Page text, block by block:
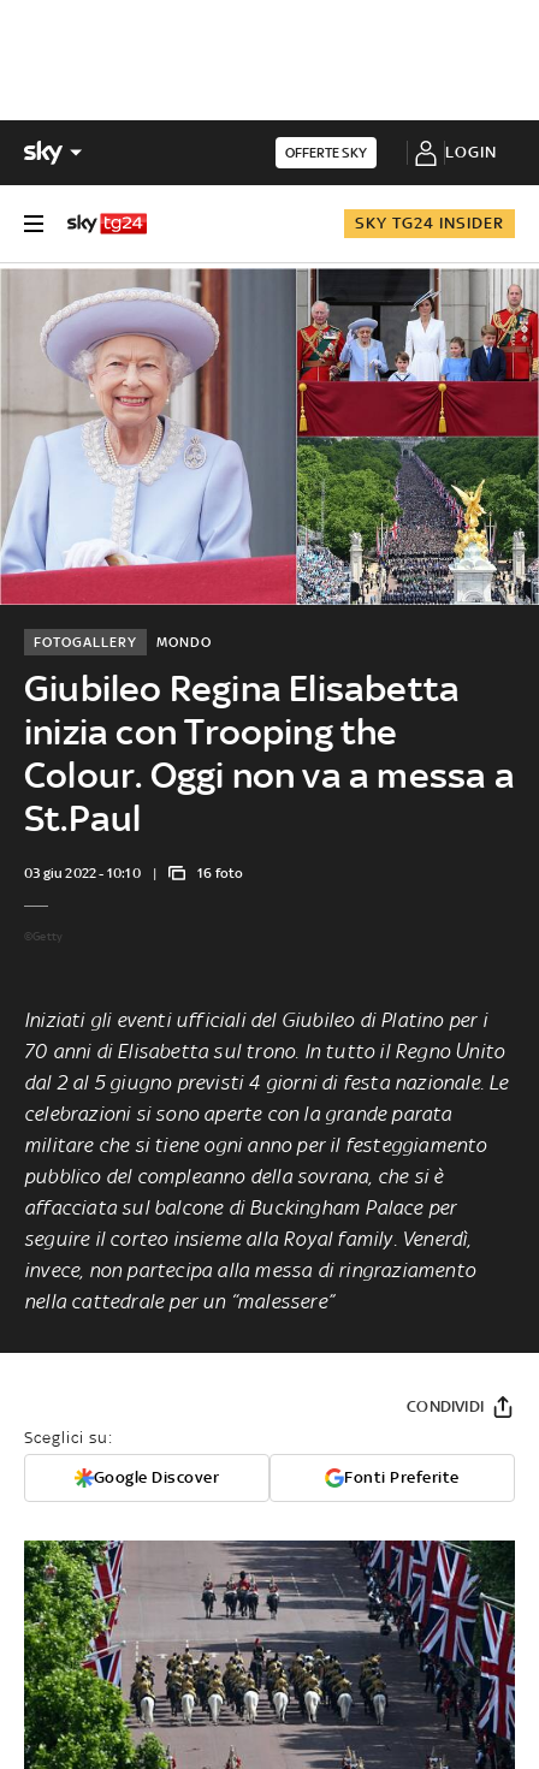
OFFERTE SKY LOGIN
SKY TG24 INSIDER
Giubileo Regina Elisabetta
inizia con Trooping the
Colour. Oggi non va a messa a
St.Paul
MONDO
FOTOGALLERY
03 giu 2022 - 10:10 16 foto
©Getty
Iniziati gli eventi ufficiali del Giubileo di Platino per i
70 anni di Elisabetta sul trono. In tutto il Regno Unito
dal 2 al 5 giugno previsti 4 giorni di festa nazionale. Le
celebrazioni si sono aperte con la grande parata
militare che si tiene ogni anno per il festeggiamento
pubblico del compleanno della sovrana, che si è
affacciata sul balcone di Buckingham Palace per
seguire il corteo insieme alla Royal family. Venerdì,
invece, non partecipa alla messa di ringraziamento
nella cattedrale per un “malessere”
Sceglici su:
Google Discover Fonti Preferite
CONDIVIDI